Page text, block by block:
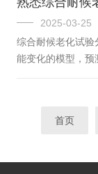
件，用于对产品的
的四大核心系统
常采用机械制冷的
机构和蒸发器等部
2025-03-25
综合耐候老化试验
能变化的模型，预
定。-清洁样品：
首页